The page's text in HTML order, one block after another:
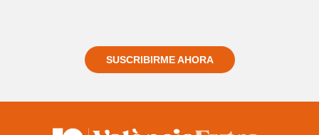
SUSCRIBIRME AHORA